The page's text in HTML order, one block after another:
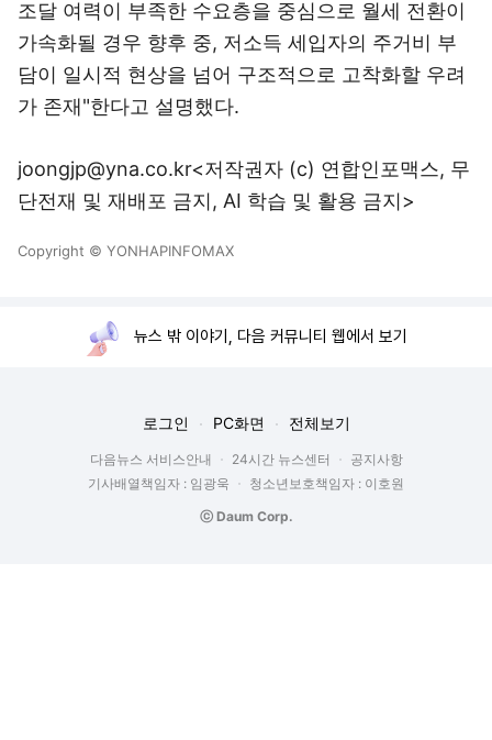
조달 여력이 부족한 수요층을 중심으로 월세 전환이
가속화될 경우 향후 중, 저소득 세입자의 주거비 부
담이 일시적 현상을 넘어 구조적으로 고착화할 우려
가 존재"한다고 설명했다.
joongjp@yna.co.kr<저작권자 (c) 연합인포맥스, 무
단전재 및 재배포 금지, AI 학습 및 활용 금지>
Copyright © YONHAPINFOMAX
뉴스 밖 이야기, 다음 커뮤니티 웹에서 보기
로그인 PC화면 전체보기
다음뉴스 서비스안내 24시간 뉴스센터
공지사항
기사배열책임자 : 임광욱
청소년보호책임자 : 이호원
ⓒ Daum Corp.